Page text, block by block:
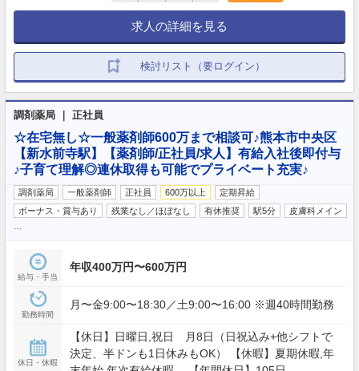
求人の詳細を見る
検討リスト（要ログイン）
調剤薬局 ｜ 正社員
☆在宅無し☆一般薬剤師600万まで相談可♪熊本市中央区
【新水前寺駅】【薬剤師/正社員/求人】有給入社後即付与
♪子育て理解◎連休取得も可能でプライベート充実♪
調剤薬局 一般薬剤師 正社員 600万以上
定期昇給
ボーナス・賞与あり
残業なし／ほぼなし 有休推奨 駅5分 皮膚科メイン
給与・手当
年収400万円〜600万円
勤務時間
月〜金9:00〜18:30／土9:00〜16:00 ※週40時間勤務
休日・休暇
【休日】日曜日,祝日 月8日（日祝込み+他シフトで
決定、半ドンも1日休みもOK） 【休暇】夏期休暇,年